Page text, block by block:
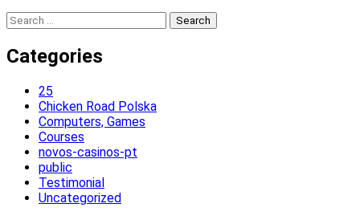
Search
for:
Categories
25
Chicken Road Polska
Computers, Games
Courses
novos-casinos-pt
public
Testimonial
Uncategorized